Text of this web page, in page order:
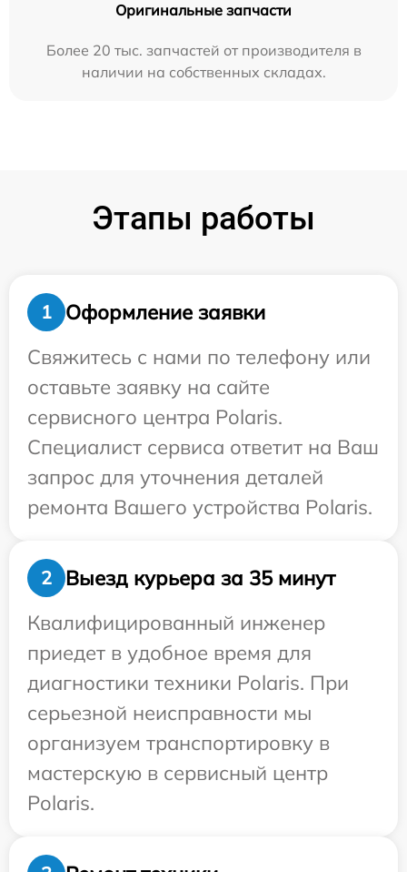
Оригинальные запчасти
Более 20 тыс. запчастей от производителя в
наличии на собственных складах.
Этапы работы
1
Оформление заявки
Свяжитесь с нами по телефону или
оставьте заявку на сайте
сервисного центра Polaris.
Специалист сервиса ответит на Ваш
запрос для уточнения деталей
ремонта Вашего устройства Polaris.
2
Выезд курьера за 35 минут
Квалифицированный инженер
приедет в удобное время для
диагностики техники Polaris. При
серьезной неисправности мы
организуем транспортировку в
мастерскую в сервисный центр
Polaris.